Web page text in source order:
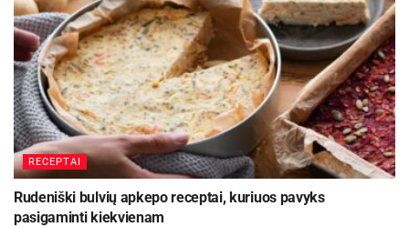
RECEPTAI
Rudeniški bulvių apkepo receptai, kuriuos pavyks
pasigaminti kiekvienam